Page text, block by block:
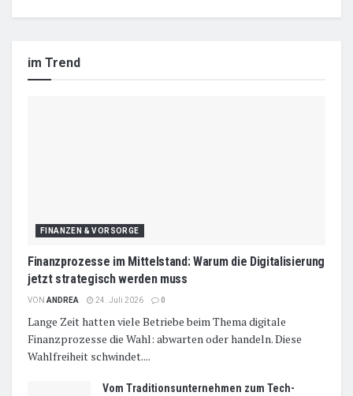
im Trend
FINANZEN & VORSORGE
Finanzprozesse im Mittelstand: Warum die Digitalisierung
jetzt strategisch werden muss
VON ANDREA 24. Juli 2026 0
Lange Zeit hatten viele Betriebe beim Thema digitale
Finanzprozesse die Wahl: abwarten oder handeln. Diese
Wahlfreiheit schwindet....
Vom Traditionsunternehmen zum Tech-